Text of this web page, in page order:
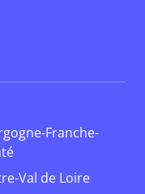
Val de Loire